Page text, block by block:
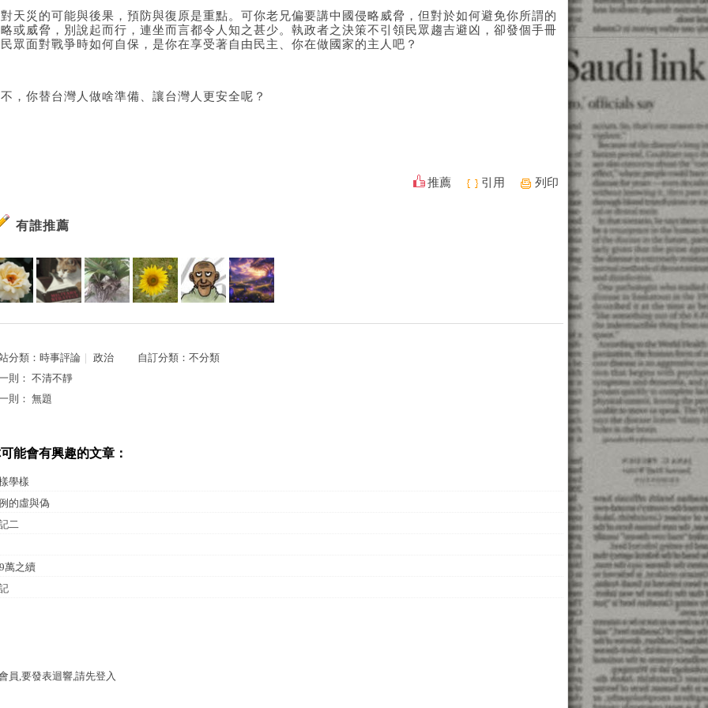
天災的可能與後果，預防與復原是重點。可你老兄偏要講中國侵略威脅，但對於如何避免你所謂的
或威脅，別說起而行，連坐而言都令人知之甚少。執政者之決策不引領民眾趨吉避凶，卻發個手冊
眾面對戰爭時如何自保，是你在享受著自由民主、你在做國家的主人吧？
，你替台灣人做啥準備、讓台灣人更安全呢？
推薦 引用 列印
有誰推薦
分類： 時事評論 政治 自訂分類： 不分類
則： 不清不靜
則： 無題
能會有興趣的文章：
學樣
的虛與偽
二
萬之續
員,要發表迴響,請先登入